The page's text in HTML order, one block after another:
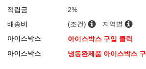
적립금
2%
배송비
(조건)
지역별
아이스박스
아이스박스 구입 클릭
아이스박스
냉동완제품 아이스박스